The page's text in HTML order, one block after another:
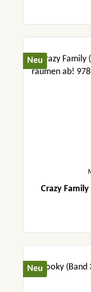
Neu
Crazy
Neu